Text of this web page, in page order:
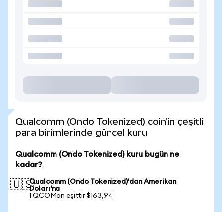
Qualcomm (Ondo Tokenized) coin'in çeşitli
para birimlerinde güncel kuru
Qualcomm (Ondo Tokenized) kuru bugün ne
kadar?
🇺🇸Qualcomm (Ondo Tokenized)'dan Amerikan
Doları'na
1 QCOMon eşittir $163,94